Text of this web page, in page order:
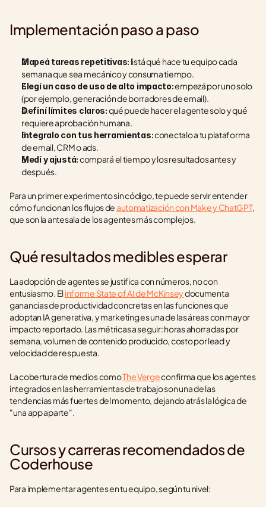
Implementación paso a paso
Mapeá tareas repetitivas: listá qué hace tu equipo cada
semana que sea mecánico y consuma tiempo.
Elegí un caso de uso de alto impacto: empezá por uno solo
(por ejemplo, generación de borradores de email).
Definí límites claros: qué puede hacer el agente solo y qué
requiere aprobación humana.
Integralo con tus herramientas: conectalo a tu plataforma
de email, CRM o ads.
Medí y ajustá: compará el tiempo y los resultados antes y
después.
Para un primer experimento sin código, te puede servir entender
cómo funcionan los flujos de automatización con Make y ChatGPT,
que son la antesala de los agentes más complejos.
Qué resultados medibles esperar
La adopción de agentes se justifica con números, no con
entusiasmo. El informe State of AI de McKinsey documenta
ganancias de productividad concretas en las funciones que
adoptan IA generativa, y marketing es una de las áreas con mayor
impacto reportado. Las métricas a seguir: horas ahorradas por
semana, volumen de contenido producido, costo por lead y
velocidad de respuesta.
La cobertura de medios como The Verge confirma que los agentes
integrados en las herramientas de trabajo son una de las
tendencias más fuertes del momento, dejando atrás la lógica de
"una app aparte".
Cursos y carreras recomendados de
Coderhouse
Para implementar agentes en tu equipo, según tu nivel: